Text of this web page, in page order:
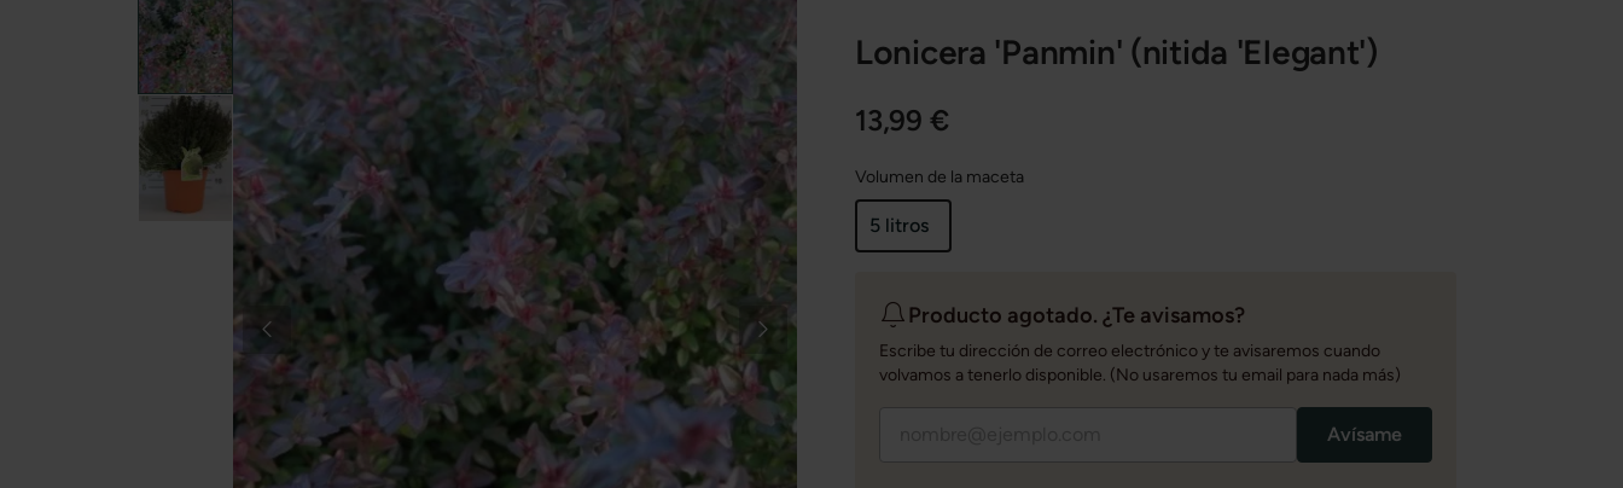
Lonicera 'Panmin' (nitida 'Elegant')
13,99 €
Volumen de la maceta
5 litros
Producto agotado. ¿Te avisamos?
Escribe tu dirección de correo electrónico y te avisaremos cuando
volvamos a tenerlo disponible. (No usaremos tu email para nada más)
Avísame